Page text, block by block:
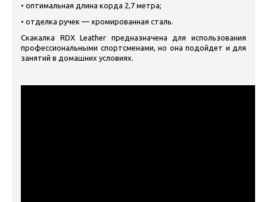
• оптимальная длина корда 2,7 метра;
• отделка ручек — хромированная сталь.
Скакалка RDX Leather предназначена для использования
профессиональными спортсменами, но она подойдет и для
занятий в домашних условиях.